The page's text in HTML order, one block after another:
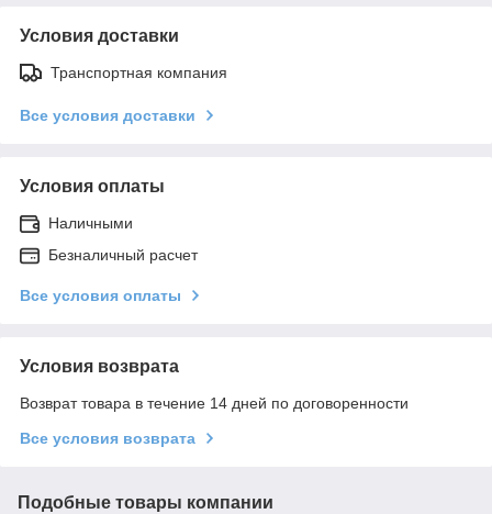
Условия доставки
Транспортная компания
Все условия доставки
Условия оплаты
Наличными
Безналичный расчет
Все условия оплаты
Условия возврата
Возврат товара в течение 14 дней по договоренности
Все условия возврата
Подобные товары компании